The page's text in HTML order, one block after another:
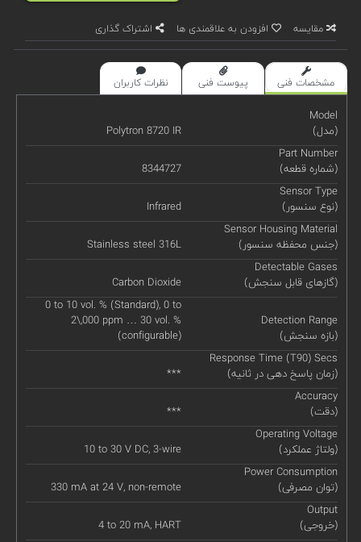
مقایسه افزودن به علاقمندی ها اشتراک گذاری
مشخصات فنی پیوست فنی نظرات کاربران
Model
(مدل)
Polytron 8720 IR
Part Number
(شماره قطعه)
8344727
Sensor Type
(نوع سنسور)
Infrared
Sensor Housing Material
(جنس محفظه سنسور)
Stainless steel 316L
Detectable Gases
(گازهای قابل سنجش)
Carbon Dioxide
Detection Range
(بازه سنجش)
0 to 10 vol. % (Standard), 0 to
2\,000 ppm … 30 vol. %
(configurable)
Response Time (T90) Secs
(زمان پاسخ دهی در ثانیه)
***
Accuracy
(دقت)
***
Operating Voltage
(ولتاژ عملکرد)
10 to 30 V DC, 3-wire
Power Consumption
(توان مصرفی)
330 mA at 24 V, non-remote
Output
(خروجی)
4 to 20 mA, HART